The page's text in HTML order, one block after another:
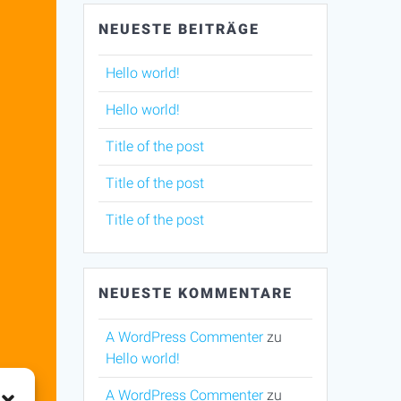
NEUESTE BEITRÄGE
Hello world!
Hello world!
Title of the post
Title of the post
Title of the post
NEUESTE KOMMENTARE
A WordPress Commenter zu
Hello world!
A WordPress Commenter zu